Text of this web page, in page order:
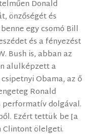
Donald
önzőségét és
egy csomó Bill
és a fényezést
Bush is, abban az
alulképzett a
Obama, az ő
Ronald
performatív dolgával.
Ezért tettük be [a
ölelgeti.